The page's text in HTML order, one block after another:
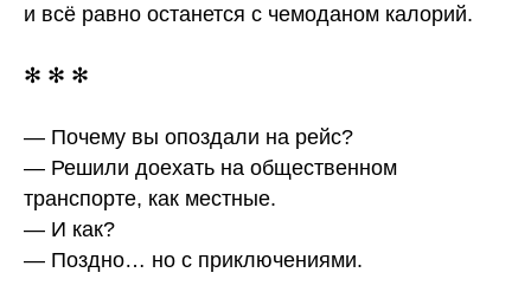
и всё равно останется с чемоданом калорий.
✻ ✻ ✻
— Почему вы опоздали на рейс?
— Решили доехать на общественном
транспорте, как местные.
— И как?
— Поздно… но с приключениями.